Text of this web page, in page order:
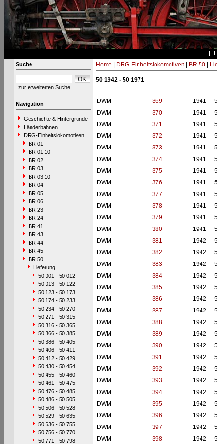
Suche
zur erweiterten Suche
Navigation
Geschichte & Hintergründe
Länderbahnen
DRG-Einheitslokomotiven
BR 01
BR 01.10
BR 02
BR 03
BR 03.10
BR 04
BR 05
BR 06
BR 23
BR 24
BR 41
BR 43
BR 44
BR 45
BR 50
Lieferung
50 001 - 50 012
50 013 - 50 122
50 123 - 50 173
50 174 - 50 233
50 234 - 50 270
50 271 - 50 315
50 316 - 50 365
50 366 - 50 385
50 386 - 50 405
50 406 - 50 411
50 412 - 50 429
50 430 - 50 454
50 455 - 50 460
50 461 - 50 475
50 476 - 50 485
50 486 - 50 505
50 506 - 50 528
50 529 - 50 635
50 636 - 50 755
50 756 - 50 770
50 771 - 50 798
Home DRG-Einheitslokomotiven BR 50|
50 1942 - 50 1971
DWM 369 1941
DWM
370 1941
DWM
371 1941
DWM
372 1941
DWM
373 1941
DWM
374 1941
DWM
375 1941
DWM
376 1941
DWM
377 1941
DWM
378 1941
DWM
379 1941
DWM
380 1941
DWM
381 1942
DWM
382 1942
DWM
383 1942
DWM
384 1942
DWM
385 1942
DWM
386 1942
DWM
387 1942
DWM
388 1942
DWM
389 1942
DWM
390 1942
DWM
391 1942
DWM
392 1942
DWM
393 1942
DWM
394 1942
DWM
395 1942
DWM
396 1942
DWM
397 1942
DWM
398 1942